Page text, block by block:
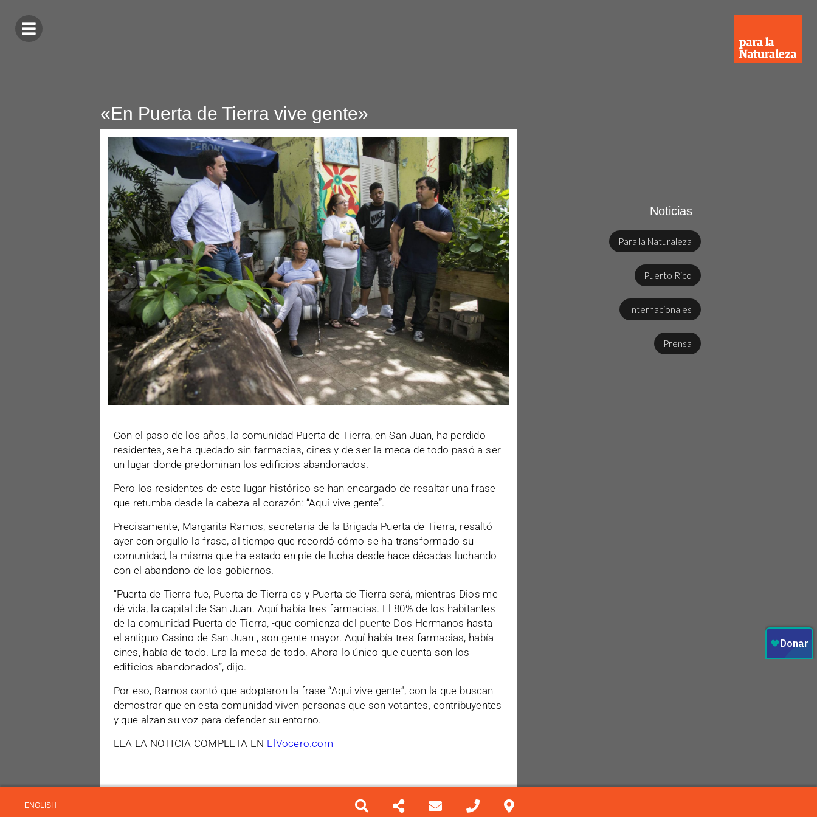
ENGLISH
«En Puerta de Tierra vive gente»
Con el paso de los años, la comunidad Puerta de Tierra, en San Juan, ha perdido
residentes, se ha quedado sin farmacias, cines y de ser la meca de todo pasó a ser
un lugar donde predominan los edificios abandonados.
Pero los residentes de este lugar histórico se han encargado de resaltar una frase
que retumba desde la cabeza al corazón: “Aquí vive gente”.
Precisamente, Margarita Ramos, secretaria de la Brigada Puerta de Tierra, resaltó
ayer con orgullo la frase, al tiempo que recordó cómo se ha transformado su
comunidad, la misma que ha estado en pie de lucha desde hace décadas luchando
con el abandono de los gobiernos.
“Puerta de Tierra fue, Puerta de Tierra es y Puerta de Tierra será, mientras Dios me
dé vida, la capital de San Juan. Aquí había tres farmacias. El 80% de los habitantes
de la comunidad Puerta de Tierra, -que comienza del puente Dos Hermanos hasta
el antiguo Casino de San Juan-, son gente mayor. Aquí había tres farmacias, había
cines, había de todo. Era la meca de todo. Ahora lo único que cuenta son los
edificios abandonados”, dijo.
Por eso, Ramos contó que adoptaron la frase “Aquí vive gente”, con la que buscan
demostrar que en esta comunidad viven personas que son votantes, contribuyentes
y que alzan su voz para defender su entorno.
LEA LA NOTICIA COMPLETA EN ElVocero.com
Noticias
Para la Naturaleza
Puerto Rico
Internacionales
Prensa